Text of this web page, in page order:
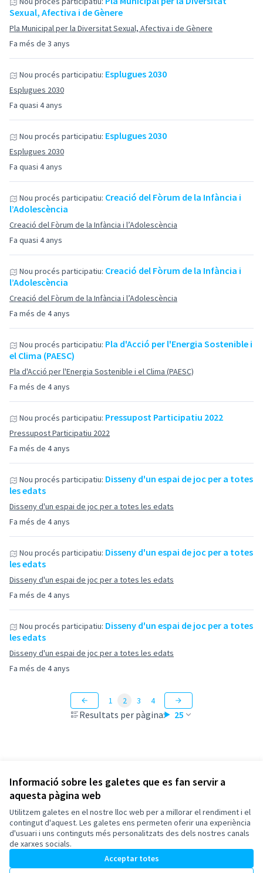
Informació sobre les galetes que es fan servir a
aquesta pàgina web
Utilitzem galetes en el nostre lloc web per a millorar el rendiment i el
contingut d'aquest. Les galetes ens permeten oferir una experiència
d'usuari i uns continguts més personalitzats des dels nostres canals
de xarxes socials.
Acceptar totes
Fa més de 3 anys
Sexual, Afectiva i de Gènere
Pla Municipal per la Diversitat Sexual, Afectiva i de Gènere
Fa quasi 4 anys
Nou procés participatiu: Esplugues 2030
Esplugues 2030
Fa quasi 4 anys
Nou procés participatiu: Esplugues 2030
Esplugues 2030
Fa quasi 4 anys
Nou procés participatiu: Creació del Fòrum de la Infància i
l’Adolescència
Creació del Fòrum de la Infància i l’Adolescència
Fa més de 4 anys
Nou procés participatiu: Creació del Fòrum de la Infància i
l’Adolescència
Creació del Fòrum de la Infància i l’Adolescència
Fa més de 4 anys
Nou procés participatiu: Pla d'Acció per l'Energia Sostenible i
el Clima (PAESC)
Pla d'Acció per l'Energia Sostenible i el Clima (PAESC)
Fa més de 4 anys
Nou procés participatiu: Pressupost Participatiu 2022
Pressupost Participatiu 2022
Fa més de 4 anys
Nou procés participatiu: Disseny d'un espai de joc per a totes
les edats
Disseny d'un espai de joc per a totes les edats
Fa més de 4 anys
Nou procés participatiu: Disseny d'un espai de joc per a totes
les edats
Disseny d'un espai de joc per a totes les edats
Fa més de 4 anys
Nou procés participatiu: Disseny d'un espai de joc per a totes
les edats
Disseny d'un espai de joc per a totes les edats
Resultats per pàgina: 25
1 2 3 4
Termes i condicions d'ús
Configuració de les galetes
Esplugues de Llobregat a X
(Enllaç extern)
Esplugues de Llobregat a Facebook
(Enllaç extern)
Esplugues de Llobregat a Instagram
(Enllaç extern)
Esplugues de Llobregat a YouTube
(Enllaç extern)
Triar la llenguaElegir el idioma